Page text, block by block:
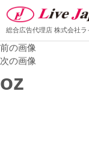
総合広告代理店 株式会社ラ
前の画像
次の画像
oz